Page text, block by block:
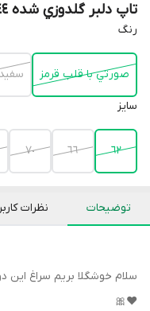
تاپ دلبر گلدوزي شده ٠٤٤٤
رنگ
صورتي با قلب قرمز
سايز
٦٢ ٦٦ ٧٠
توضیحات نظرات
سلام خوشگلا بريم سراغ اين
♥️🎀